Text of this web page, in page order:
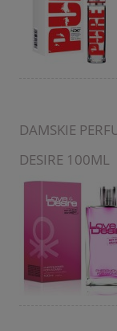
DAMSKIE
DESIRE 100ML